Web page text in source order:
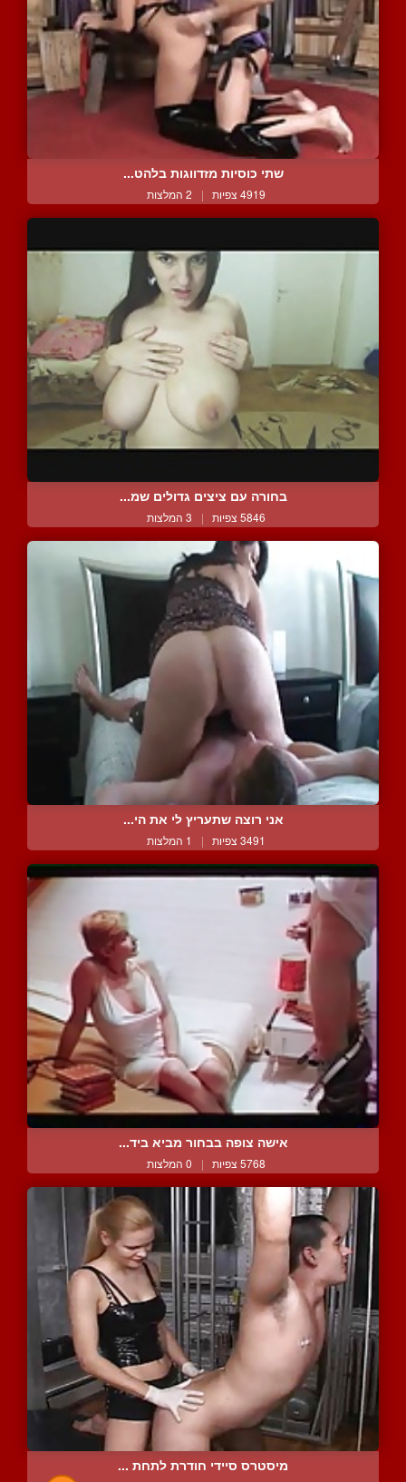
שתי כוסיות מזדווגות בלהט...
4919 צפיות | 2 המלצות
בחורה עם ציצים גדולים שמ...
5846 צפיות | 3 המלצות
אני רוצה שתעריץ לי את הי...
3491 צפיות | 1 המלצות
אישה צופה בבחור מביא ביד...
5768 צפיות | 0 המלצות
מיסטרס סיידי חודרת לתחת ...